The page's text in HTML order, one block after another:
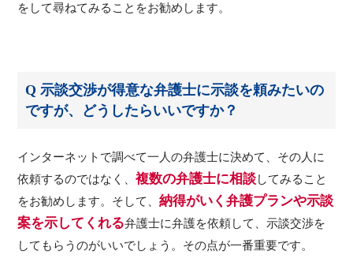
をして尋ねてみることをお勧めします。
Q 示談交渉が得意な弁護士に示談を頼みたいの
ですが、どうしたらいいですか？
インターネットで調べて一人の弁護士に決めて、その人に
依頼するのではなく、複数の弁護士に相談してみること
をお勧めします。そして、納得がいく弁護プランや示談
案を示してくれる弁護士に弁護を依頼して、示談交渉を
してもらうのがいいでしょう。その点が一番重要です。